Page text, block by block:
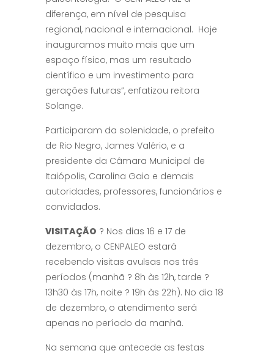
diferença, em nível de pesquisa
regional, nacional e internacional. Hoje
inauguramos muito mais que um
espaço físico, mas um resultado
científico e um investimento para
gerações futuras”, enfatizou reitora
Solange.
Participaram da solenidade, o prefeito
de Rio Negro, James Valério, e a
presidente da Câmara Municipal de
Itaiópolis, Carolina Gaio e demais
autoridades, professores, funcionários e
convidados.
VISITAÇÃO ? Nos dias 16 e 17 de
dezembro, o CENPALEO estará
recebendo visitas avulsas nos três
períodos (manhã ? 8h às 12h, tarde ?
13h30 às 17h, noite ? 19h às 22h). No dia 18
de dezembro, o atendimento será
apenas no período da manhã.
Na semana que antecede as festas